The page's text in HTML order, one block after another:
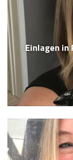
Einlagen in